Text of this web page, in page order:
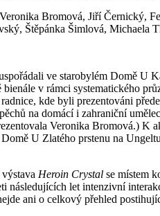
Bromová, Jiří Černický,
Štěpánka Šimlová, Michaela
ve starobylém Domě U
bienále v rámci systematického
radnice, kde byli prezentováni
na domácí i zahraniční
Veronika Bromová.) K
U Zlatého prstenu na
Heroin Crystal se místem
následujících let intenzivní
ani o celkový přehled